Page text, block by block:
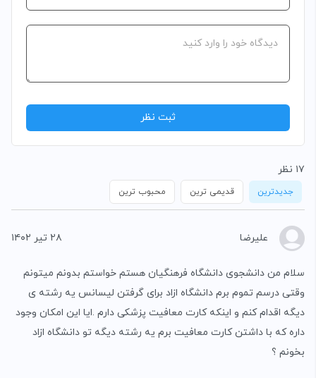
۱۷ نظر
جدیدترین قدیمی ترین محبوب ترین
علیرضا ۲۸ تیر ۱۴۰۲
سلام من دانشجوی دانشگاه فرهنگیان هستم خواستم بدونم میتونم
وقتی درسم تموم برم دانشگاه ازاد برای گرفتن لیسانس یه رشته ی
دیگه اقدام کنم و اینکه کارت معافیت پزشکی دارم .ایا این امکان وجود
داره که با داشتن کارت معافیت برم یه رشته دیگه تو دانشگاه ازاد
بخونم ؟